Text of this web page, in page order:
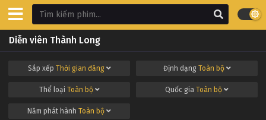
Diễn viên Thành Long
Sắp xếp Thời gian đăng Định dạng Toàn bộ
Thể loại Toàn bộ Quốc gia Toàn bộ
Năm phát hành Toàn bộ